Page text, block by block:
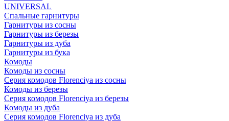
UNIVERSAL
Спальные гарнитуры
Гарнитуры из сосны
Гарнитуры из березы
Гарнитуры из дуба
Гарнитуры из бука
Комоды
Комоды из сосны
Серия комодов Florenciya из сосны
Комоды из березы
Серия комодов Florenciya из березы
Комоды из дуба
Серия комодов Florenciya из дуба